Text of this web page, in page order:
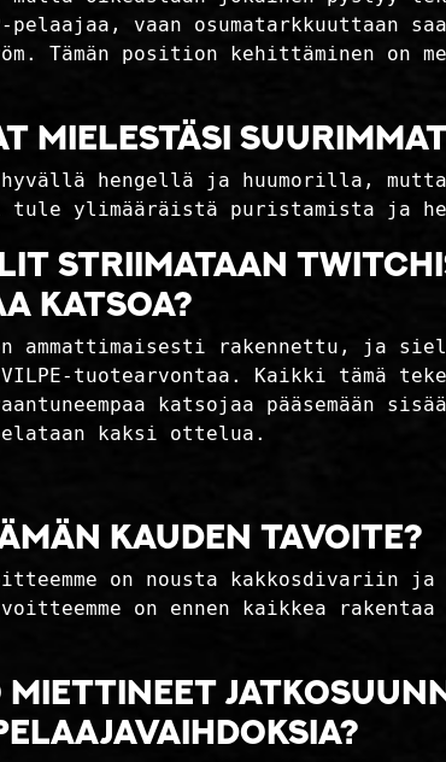
pelaajaa, vaan osumatarkkuuttaan
Tämän position kehittäminen
mielestäsi
hyvällä hengellä ja huumorilla,
tule ylimääräistä puristamista ja
striimataan
katsoa?
ammattimaisesti rakennettu, ja
tuotearvontaa. Kaikki tämä
katsojaa pääsemään
kaksi ottelua.
kauden tavoite?
on nousta
on ennen kaikkea